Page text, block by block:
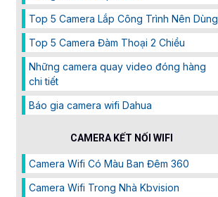
Top 5 Camera Lắp Công Trình Nên Dùng
Top 5 Camera Đàm Thoại 2 Chiều
Những camera quay video đóng hàng
chi tiết
Báo gia camera wifi Dahua
CAMERA KẾT NỐI WIFI
Camera Wifi Có Màu Ban Đêm 360
Camera Wifi Trong Nhà Kbvision